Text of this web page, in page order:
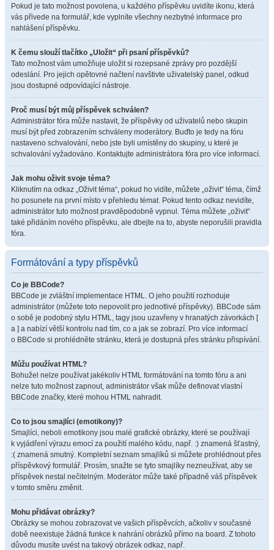
Pokud je tato možnost povolena, u každého příspěvku uvidíte ikonu, která
vás přivede na formulář, kde vyplníte všechny nezbytné informace pro
nahlášení příspěvku.
K čemu slouží tlačítko „Uložit“ při psaní příspěvků?
Tato možnost vám umožňuje uložit si rozepsané zprávy pro pozdější
odeslání. Pro jejich opětovné načtení navštivte uživatelský panel, odkud
jsou dostupné odpovídající nástroje.
Proč musí být můj příspěvek schválen?
Administrátor fóra může nastavit, že příspěvky od uživatelů nebo skupin
musí být před zobrazením schváleny moderátory. Buďto je tedy na fóru
nastaveno schvalování, nebo jste byli umístěny do skupiny, u které je
schvalování vyžadováno. Kontaktujte administrátora fóra pro více informací.
Jak mohu oživit svoje téma?
Kliknutím na odkaz „Oživit téma“, pokud ho vidíte, můžete „oživit“ téma, čímž
ho posunete na první místo v přehledu témat. Pokud tento odkaz nevidíte,
administrátor tuto možnost pravděpodobně vypnul. Téma můžete „oživit“
také přidáním nového příspěvku, ale dbejte na to, abyste neporušili pravidla
fóra.
Formátování a typy příspěvků
Co je BBCode?
BBCode je zvláštní implementace HTML. O jeho použití rozhoduje
administrátor (můžete toto nepovolit pro jednotlivé příspěvky). BBCode sám
o sobě je podobný stylu HTML, tagy jsou uzavřeny v hranatých závorkách [
a ] a nabízí větší kontrolu nad tím, co a jak se zobrazí. Pro více informací
o BBCode si prohlédněte stránku, která je dostupná přes stránku přispívání.
Můžu používat HTML?
Bohužel nelze používat jakékoliv HTML formátování na tomto fóru a ani
nelze tuto možnost zapnout, administrátor však může definovat vlastní
BBCode značky, které mohou HTML nahradit.
Co to jsou smajlíci (emotikony)?
Smajlíci, neboli emotikony jsou malé grafické obrázky, které se používají
k vyjádření výrazu emocí za použití malého kódu, např. :) znamená šťastný,
:( znamená smutný. Kompletní seznam smajlíků si můžete prohlédnout přes
příspěvkový formulář. Prosím, snažte se tyto smajlíky nezneužívat, aby se
příspěvek nestal nečitelným. Moderátor může také případně váš příspěvek
v tomto směru změnit.
Mohu přidávat obrázky?
Obrázky se mohou zobrazovat ve vašich příspěvcích, ačkoliv v současné
době neexistuje žádná funkce k nahrání obrázků přímo na board. Z tohoto
důvodu musíte uvést na takový obrázek odkaz, např.